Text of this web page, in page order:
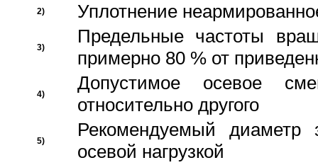
2) Уплотнение
3)
Предельные частоты
примерно 80 % от
4)
Допустимое осевое
относительно другого
5)
Рекомендуемый диаметр
осевой нагрузкой